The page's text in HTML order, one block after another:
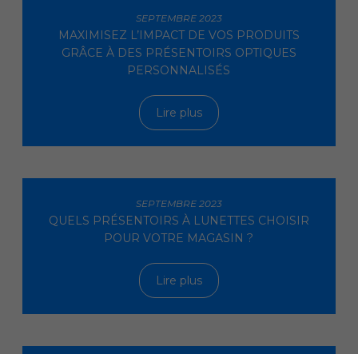
SEPTEMBRE 2023
MAXIMISEZ L’IMPACT DE VOS PRODUITS
GRÂCE À DES PRÉSENTOIRS OPTIQUES
PERSONNALISÉS
Lire plus
SEPTEMBRE 2023
QUELS PRÉSENTOIRS À LUNETTES CHOISIR
POUR VOTRE MAGASIN ?
Lire plus